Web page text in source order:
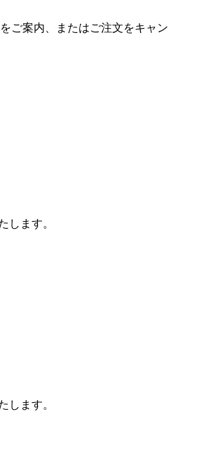
ご案内、またはご注文をキャン
します。
します。